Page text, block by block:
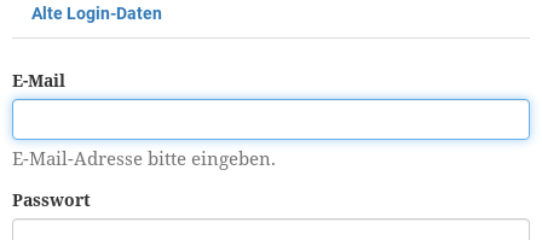
Reiter
Alte Login-Daten
E-Mail
E-Mail-Adresse bitte eingeben.
Passwort